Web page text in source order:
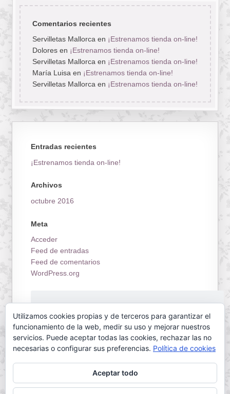
Comentarios recientes
Servilletas Mallorca en ¡Estrenamos tienda on-line!
Doloresen ¡Estrenamos tienda on-line!
Servilletas Mallorca en ¡Estrenamos tienda on-line!
María Luisa en ¡Estrenamos tienda on-line!
Servilletas Mallorca en ¡Estrenamos tienda on-line!
Entradas recientes
¡Estrenamos tienda on-line!
Archivos
octubre 2016
Meta
Acceder
Feed de entradas
Feed de comentarios
WordPress.org
Servilletas Mallorca © 2026. All Rights Reserved.
Utilizamos cookies propias y de terceros para garantizar el
funcionamiento de la web, medir su uso y mejorar nuestros
servicios. Puede aceptar todas las cookies, rechazar las no
necesarias o configurar sus preferencias. Política de cookies
Aceptar todo